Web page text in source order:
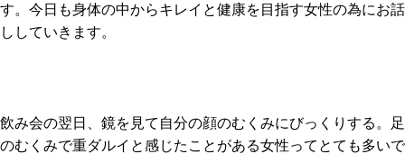
す。今日も身体の中からキレイと健康を目指す女性の為にお話
ししていきます。
飲み会の翌日、鏡を見て自分の顔のむくみにびっくりする。足
のむくみで重ダルイと感じたことがある女性ってとても多いで